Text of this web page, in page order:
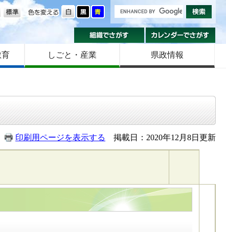
色を変える
きさ
組織でさがす
育 しごと・産業 県政情報
印刷用ページを表示する 掲載日：2020年12月8日更新